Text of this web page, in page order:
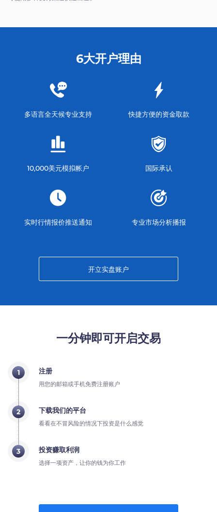
6大开户理由
多语言全天候专业支持 快捷方便的资金取款
10,000美元模拟帐户 国际承认
实时行情报价推送通知 专业市场分析播报
开立实盘账户
一分钟即可开启交易
1 注册
用您的邮箱或手机免费注册账户
2 下载我们的平台
看看在不冒风险的情况下投资是什么感觉
3 投资赚取利润
选择一项资产，让你的钱为你工作